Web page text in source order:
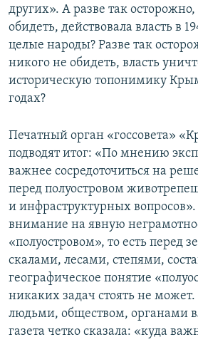
других». А разве так
обидеть, действовала власть в
целые народы? Разве так
никого не обидеть, власть
историческую топонимику
годах?
Печатный орган «госсовета»
подводят итог: «По мнению
важнее сосредоточиться на
перед полуостровом
и инфраструктурных
внимание на явную
«полуостровом», то есть перед
скалами, лесами, степями,
географическое понятие
никаких задач стоять не может.
людьми, обществом, органами
газета четко сказала: «куда